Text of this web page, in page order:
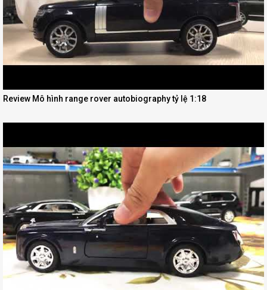
Review Mô hình range rover autobiography tỷ lệ 1:18